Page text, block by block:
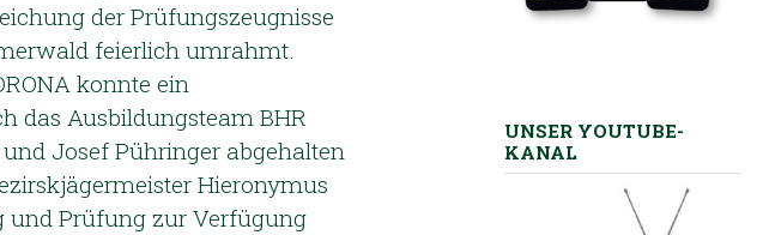
der Prüfungszeugnisse
feierlich umrahmt.
konnte ein
das Ausbildungsteam BHR
Josef Pühringer abgehalten
Hieronymus
und Prüfung zur Verfügung
UNSER YOUTUBE-
KANAL